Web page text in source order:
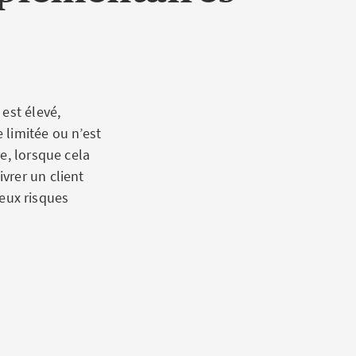
inclus.
mondial
prévenir les
élevé,
ou n’est
lorsque cela
un client
risques